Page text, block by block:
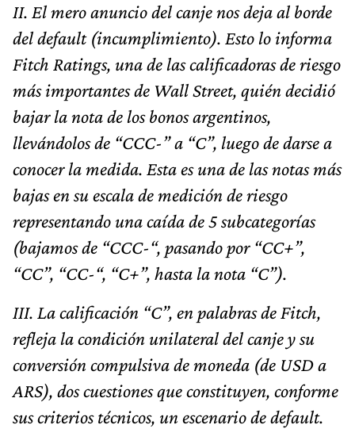
II. El mero anuncio del canje nos deja al borde
del default (incumplimiento). Esto lo informa
Fitch Ratings, una de las calificadoras de riesgo
más importantes de Wall Street, quién decidió
bajar la nota de los bonos argentinos,
llevándolos de “CCC-” a “C”, luego de darse a
conocer la medida. Esta es una de las notas más
bajas en su escala de medición de riesgo
representando una caída de 5 subcategorías
(bajamos de “CCC-“, pasando por “CC+”,
“CC”, “CC-“, “C+”, hasta la nota “C”).
III. La calificación “C”, en palabras de Fitch,
refleja la condición unilateral del canje y su
conversión compulsiva de moneda (de USD a
ARS), dos cuestiones que constituyen, conforme
sus criterios técnicos, un escenario de default.